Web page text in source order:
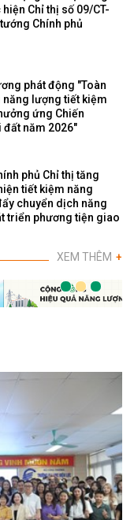
Chỉ thị số 09/CT-
Chính phủ
phát động "Toàn
năng lượng tiết kiệm
ứng Chiến
đất năm 2026"
phủ Chỉ thị tăng
tiết kiệm năng
chuyển dịch năng
triển phương tiện giao
XEM THÊM +